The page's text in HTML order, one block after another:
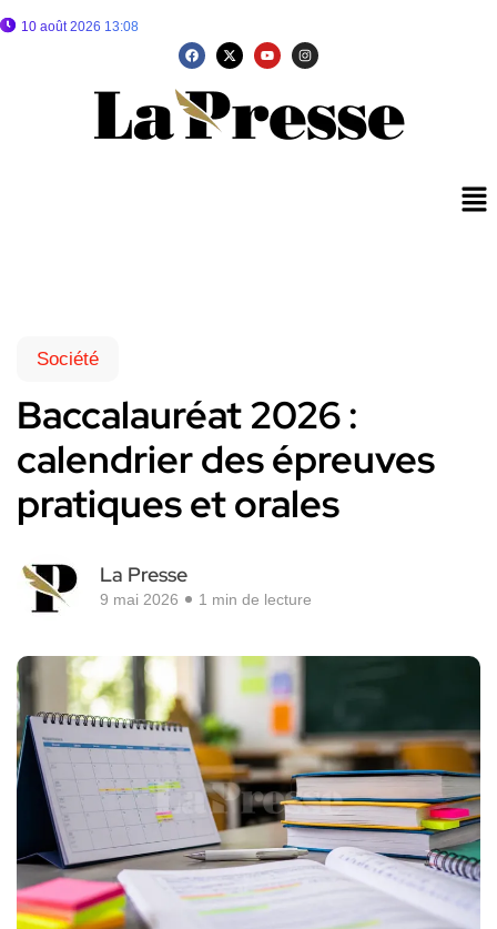
10 août 2026 13:08
Société
Baccalauréat 2026 :
calendrier des épreuves
pratiques et orales
La Presse
9 mai 2026 1 min de lecture